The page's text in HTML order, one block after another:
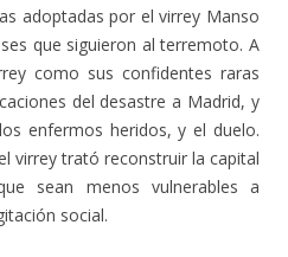
adoptadas por el virrey Manso
que siguieron al terremoto. A
como sus confidentes raras
del desastre a Madrid, y
enfermos heridos, y el duelo.
virrey trató reconstruir la capital
sean menos vulnerables a
social.